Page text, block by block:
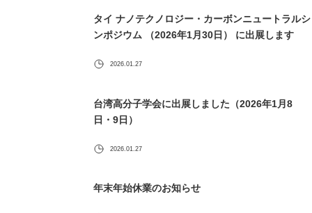
タイ ナノテクノロジー・カーボンニュートラルシ
ンポジウム （2026年1月30日） に出展します
2026.01.27
台湾高分子学会に出展しました（2026年1月8
日・9日）
2026.01.27
年末年始休業のお知らせ